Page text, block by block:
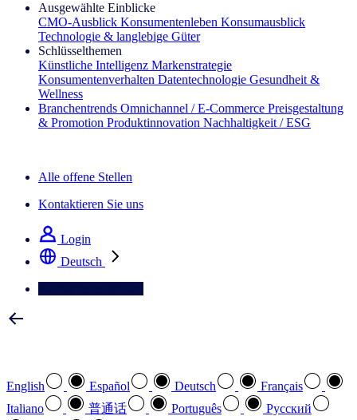
Ausgewählte Einblicke
CMO‑Ausblick Konsumentenleben Konsumausblick
Technologie & langlebige Güter
Schlüsselthemen
Künstliche Intelligenz Markenstrategie
Konsumentenverhalten Datentechnologie Gesundheit &
Wellness
Branchentrends Omnichannel / E‑Commerce Preisgestaltung
& Promotion Produktinnovation Nachhaltigkeit / ESG
Alle offene Stellen
Kontaktieren Sie uns
Login
Deutsch
English Español Deutsch
Français
Italiano
普通话 Português
Pусский